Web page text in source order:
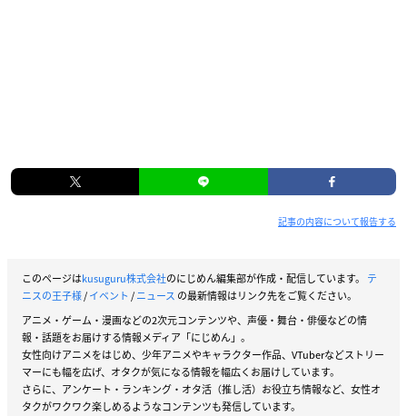
記事の内容について報告する
このページはkusuguru株式会社のにじめん編集部が作成・配信しています。 テ
ニスの王子様/イベント /ニュース の最新情報はリンク先をご覧ください。
アニメ・ゲーム・漫画などの2次元コンテンツや、声優・舞台・俳優などの情
報・話題をお届けする情報メディア「にじめん」。
女性向けアニメをはじめ、少年アニメやキャラクター作品、VTuberなどストリー
マーにも幅を広げ、オタクが気になる情報を幅広くお届けしています。
さらに、アンケート・ランキング・オタ活（推し活）お役立ち情報など、女性オ
タクがワクワク楽しめるようなコンテンツも発信しています。